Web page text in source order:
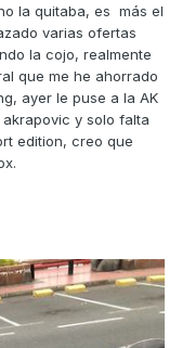
la quitaba, es más el
varias ofertas
la cojo, realmente
que me he ahorrado
ayer le puse a la AK
y solo falta
edition, creo que